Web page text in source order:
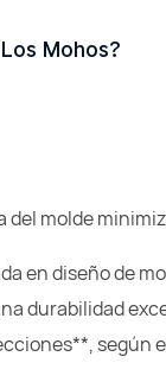
Mohos?
del molde
en diseño de
durabilidad
según